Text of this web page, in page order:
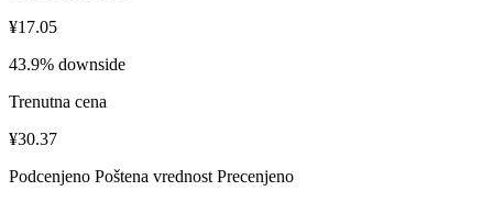
¥17.05
43.9% downside
Trenutna cena
¥30.37
Podcenjeno Poštena vrednost Precenjeno